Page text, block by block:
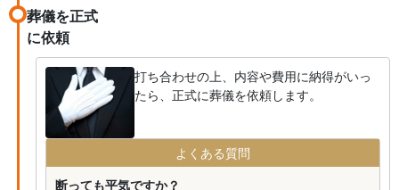
いと思います。パンフレットやＨＰ上できめこまやか
とか感謝とか並べていますが、今回残念ながら私達は
それを感じる事が出来ませんでした。
最後に皆さん請求書内容確認は、集金前に必ず行っ
てください。（私達はあやうく多く支払うところでし
た。）
葬儀を正式
に依頼
打ち合わせの上、内容や費用に納得がいっ
たら、正式に葬儀を依頼します。
よくある質問
断っても平気ですか？